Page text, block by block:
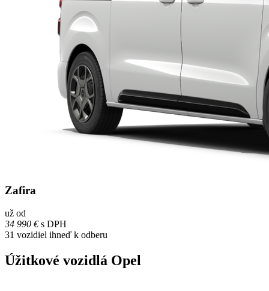
Zafira
už od
34 990 €s DPH
31 vozidiel ihneď k odberu
Úžitkové vozidlá Opel